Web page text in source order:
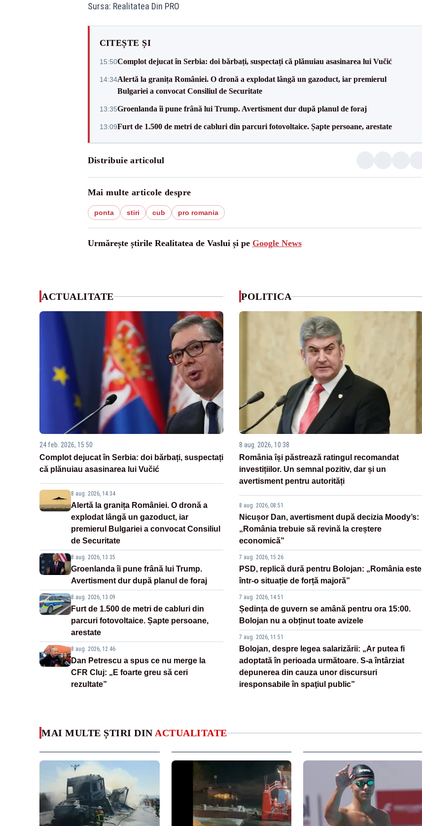
Sursa: Realitatea Din PRO
CITEȘTE ȘI
15:50Complot dejucat în Serbia: doi bărbați, suspectați că plănuiau asasinarea lui Vučić
14:34Alertă la granița României. O dronă a explodat lângă un gazoduct, iar premierul
Bulgariei a convocat Consiliul de Securitate
13:35Groenlanda îi pune frână lui Trump. Avertisment dur după planul de foraj
13:09Furt de 1.500 de metri de cabluri din parcuri fotovoltaice. Șapte persoane, arestate
Distribuie articolul
Mai multe articole despre
ponta stiri cub pro romania
Urmărește știrile Realitatea de Vaslui și pe Google News
ACTUALITATE
24 feb. 2026, 15:50
Complot dejucat în Serbia: doi bărbați, suspectați
că plănuiau asasinarea lui Vučić
8 aug. 2026, 14:34
Alertă la granița României. O dronă a
explodat lângă un gazoduct, iar
premierul Bulgariei a convocat Consiliul
de Securitate
8 aug. 2026, 13:35
Groenlanda îi pune frână lui Trump.
Avertisment dur după planul de foraj
8 aug. 2026, 13:09
Furt de 1.500 de metri de cabluri din
parcuri fotovoltaice. Șapte persoane,
arestate
8 aug. 2026, 12:46
Dan Petrescu a spus ce nu merge la
CFR Cluj: „E foarte greu să ceri
rezultate”
POLITICA
8 aug. 2026, 10:38
România își păstrează ratingul recomandat
investițiilor. Un semnal pozitiv, dar și un
avertisment pentru autorități
8 aug. 2026, 08:51
Nicușor Dan, avertisment după decizia Moody’s:
„România trebuie să revină la creștere
economică”
7 aug. 2026, 15:26
PSD, replică dură pentru Bolojan: „România este
într-o situație de forță majoră”
7 aug. 2026, 14:51
Ședința de guvern se amână pentru ora 15:00.
Bolojan nu a obținut toate avizele
7 aug. 2026, 11:51
Bolojan, despre legea salarizării: „Ar putea fi
adoptată în perioada următoare. S-a întârziat
depunerea din cauza unor discursuri
iresponsabile în spaţiul public”
MAI MULTE ȘTIRI DIN ACTUALITATE